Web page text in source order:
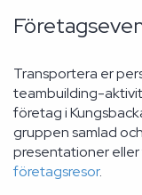
Transportera er
teambuilding-
företag i
gruppen samlad
presentationer
företagsresor.